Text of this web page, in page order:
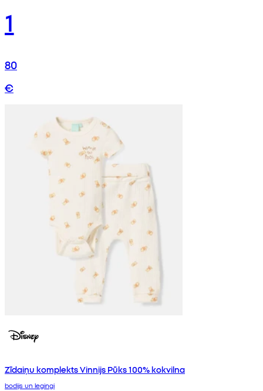
1
80
€
Zīdaiņu komplekts Vinnijs Pūks 100% kokvilna
bodijs un legingi